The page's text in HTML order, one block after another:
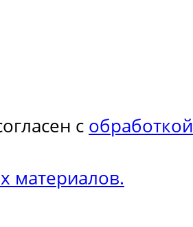
с обработкой
материалов.